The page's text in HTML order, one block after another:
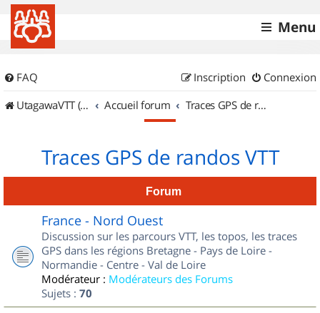
Menu
FAQ Connexion
Inscription
UtagawaVTT (Randos VTT et VTTAE avec traces GPS)
Accueil forum Traces GPS de randos VTT
Traces GPS de randos VTT
Forum
France - Nord Ouest
Discussion sur les parcours VTT, les topos, les traces
GPS dans les régions Bretagne - Pays de Loire -
Normandie - Centre - Val de Loire
Modérateur : Modérateurs des Forums
Sujets : 70